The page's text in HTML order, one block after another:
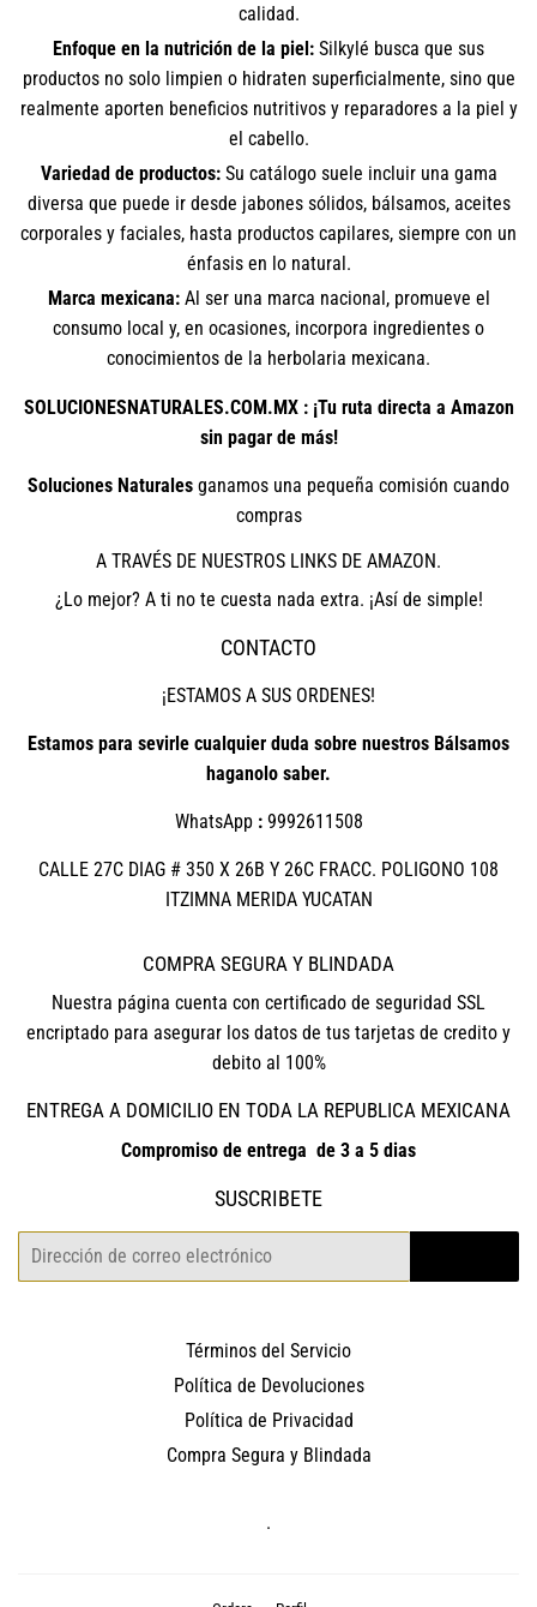
calidad.
Enfoque en la nutrición de la piel: Silkylé busca que sus
productos no solo limpien o hidraten superficialmente, sino que
realmente aporten beneficios nutritivos y reparadores a la piel y
el cabello.
Variedad de productos:Su catálogo suele incluir una gama
diversa que puede ir desde jabones sólidos, bálsamos, aceites
corporales y faciales, hasta productos capilares, siempre con un
énfasis en lo natural.
Marca mexicana:Al ser una marca nacional, promueve el
consumo local y, en ocasiones, incorpora ingredientes o
conocimientos de la herbolaria mexicana.
SOLUCIONESNATURALES.COM.MX : ¡Tu ruta directa a Amazon
sin pagar de más!
Soluciones Naturales ganamos una pequeña comisión cuando
compras
A TRAVÉS DE NUESTROS LINKS DE AMAZON.
¿Lo mejor? A ti no te cuesta nada extra. ¡Así de simple!
CONTACTO
¡ESTAMOS A SUS ORDENES!
Estamos para sevirle cualquier duda sobre nuestros Bálsamos
haganolo saber.
WhatsApp : 9992611508
CALLE 27C DIAG # 350 X 26B Y 26C FRACC. POLIGONO 108
ITZIMNA MERIDA YUCATAN
COMPRA SEGURA Y BLINDADA
Nuestra página cuenta con certificado de seguridad SSL
encriptado para asegurar los datos de tus tarjetas de credito y
debito al 100%
ENTREGA A DOMICILIO EN TODA LA REPUBLICA MEXICANA
Compromiso de entrega de 3 a 5 dias
SUSCRIBETE
Correo
Términos del Servicio
Política de Devoluciones
Política de Privacidad
Compra Segura y Blindada
.